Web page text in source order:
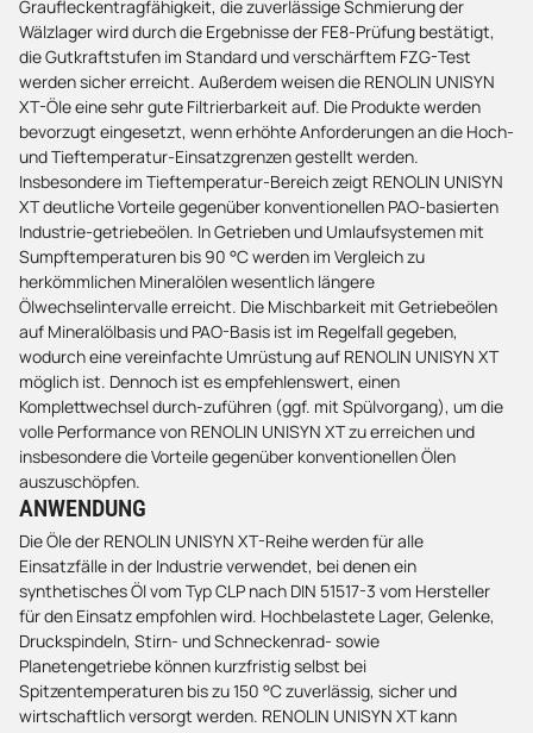
Graufleckentragfähigkeit, die zuverlässige Schmierung der
Wälzlager wird durch die Ergebnisse der FE8-Prüfung bestätigt,
die Gutkraftstufen im Standard und verschärftem FZG-Test
werden sicher erreicht. Außerdem weisen die RENOLIN UNISYN
XT-Öle eine sehr gute Filtrierbarkeit auf. Die Produkte werden
bevorzugt eingesetzt, wenn erhöhte Anforderungen an die Hoch-
und Tieftemperatur-Einsatzgrenzen gestellt werden.
Insbesondere im Tieftemperatur-Bereich zeigt RENOLIN UNISYN
XT deutliche Vorteile gegenüber konventionellen PAO-basierten
Industrie-getriebeölen. In Getrieben und Umlaufsystemen mit
Sumpftemperaturen bis 90 °C werden im Vergleich zu
herkömmlichen Mineralölen wesentlich längere
Ölwechselintervalle erreicht. Die Mischbarkeit mit Getriebeölen
auf Mineralölbasis und PAO-Basis ist im Regelfall gegeben,
wodurch eine vereinfachte Umrüstung auf RENOLIN UNISYN XT
möglich ist. Dennoch ist es empfehlenswert, einen
Komplettwechsel durch-zuführen (ggf. mit Spülvorgang), um die
volle Performance von RENOLIN UNISYN XT zu erreichen und
insbesondere die Vorteile gegenüber konventionellen Ölen
auszuschöpfen.
ANWENDUNG
Die Öle der RENOLIN UNISYN XT-Reihe werden für alle
Einsatzfälle in der Industrie verwendet, bei denen ein
synthetisches Öl vom Typ CLP nach DIN 51517-3 vom Hersteller
für den Einsatz empfohlen wird. Hochbelastete Lager, Gelenke,
Druckspindeln, Stirn- und Schneckenrad- sowie
Planetengetriebe können kurzfristig selbst bei
Spitzentemperaturen bis zu 150 °C zuverlässig, sicher und
wirtschaftlich versorgt werden. RENOLIN UNISYN XT kann